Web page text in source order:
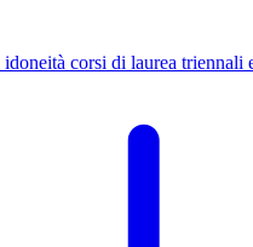
corsi di laurea triennali